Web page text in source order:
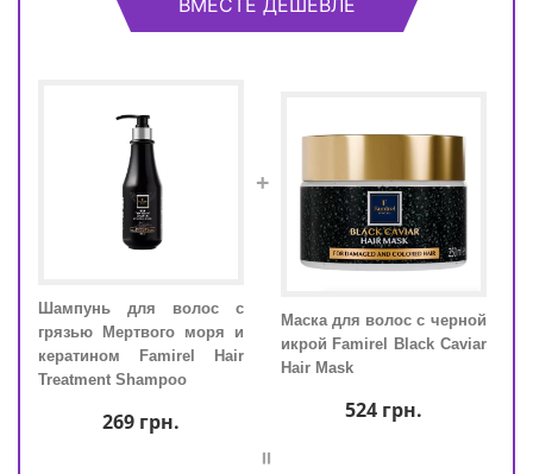
ВМЕСТЕ ДЕШЕВЛЕ
Шампунь для волос с
грязью Мертвого моря и
кератином Famirel Hair
Treatment Shampoo
269грн.
+
Маска для волос с черной
икрой Famirel Black Caviar
Hair Mask
524грн.
=